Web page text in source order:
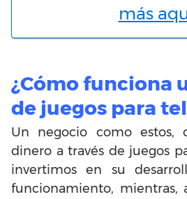
más
¿Cómo funciona
de juegos para
Un negocio como estos,
dinero a través de juegos
invertimos en su
funcionamiento, mientras,